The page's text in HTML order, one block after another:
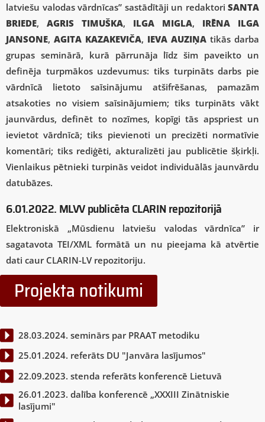
latviešu valodas vārdnīcas” sastādītāji un redaktori SANTA
BRIEDE, AGRIS TIMUŠKA, ILGA MIGLA, IRĒNA ILGA
JANSONE, AGITA KAZAKEVIČA, IEVA AUZIŅA tikās darba
grupas seminārā, kurā pārrunāja līdz šim paveikto un
definēja turpmākos uzdevumus: tiks turpināts darbs pie
vārdnīcā lietoto saīsinājumu atšifrēšanas, pamazām
atsakoties no visiem saīsinājumiem; tiks turpināts vākt
jaunvārdus, definēt to nozīmes, kopīgi tās apspriest un
ievietot vārdnīcā; tiks pievienoti un precizēti normatīvie
komentāri; tiks rediģēti, akturalizēti jau publicētie šķirkļi.
Vienlaikus pētnieki turpinās veidot individuālās jaunvārdu
datubāzes.
6.01.2022. MLVV publicēta CLARIN repozitorijā
Elektroniskā „Mūsdienu latviešu valodas vārdnīca” ir
sagatavota TEI/XML formātā un nu pieejama kā atvērtie
dati caur CLARIN-LV repozitoriju.
Projekta notikumi
28.03.2024. seminārs par PRAAT metodiku
25.01.2024. referāts DU "Janvāra lasījumos"
22.09.2023. stenda referāts konferencē Lietuvā
26.01.2023. dalība konferencē „XXXIII Zinātniskie
lasījumi"